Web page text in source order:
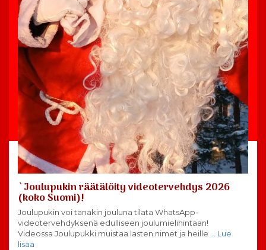
`Joulupukin räätälöity videotervehdys 2026
(koko Suomi)!
Joulupukin voi tänäkin jouluna tilata WhatsApp-
videotervehdyksenä edulliseen joulumielihintaan!
Videossa Joulupukki muistaa lasten nimet ja heille … Lue
lisää